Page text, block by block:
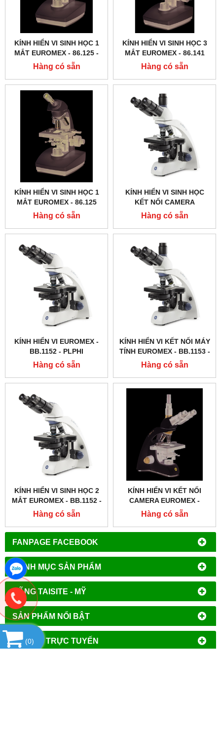
FANPAGE FACEBOOK
DANH MỤC SẢN PHẨM
HÃNG TAISITE - MỸ
SẢN PHẨM NỔI BẬT
HỔ TRỢ TRỰC TUYẾN
KÍNH HIỂN VI SINH HỌC 1
MẮT EUROMEX - 86.125 ‑
LED
Hàng có sẵn
KÍNH HIỂN VI SINH HỌC 3
MẮT EUROMEX - 86.141
Hàng có sẵn
KÍNH HIỂN VI SINH HỌC 1
MẮT EUROMEX - 86.125
Hàng có sẵn
KÍNH HIỂN VI SINH HỌC
KẾT NỐI CAMERA
EUROMEX - BB.1153 ‑
PLPHI
Hàng có sẵn
KÍNH HIỂN VI EUROMEX -
BB.1152 ‑ PLPHI
Hàng có sẵn
KÍNH HIỂN VI KẾT NỐI MÁY
TÍNH EUROMEX - BB.1153 ‑
PLPH
Hàng có sẵn
KÍNH HIỂN VI SINH HỌC 2
MẮT EUROMEX - BB.1152 ‑
PLPH
Hàng có sẵn
KÍNH HIỂN VI KẾT NỐI
CAMERA EUROMEX -
BB.1153 ‑ PLI
Hàng có sẵn
(0)